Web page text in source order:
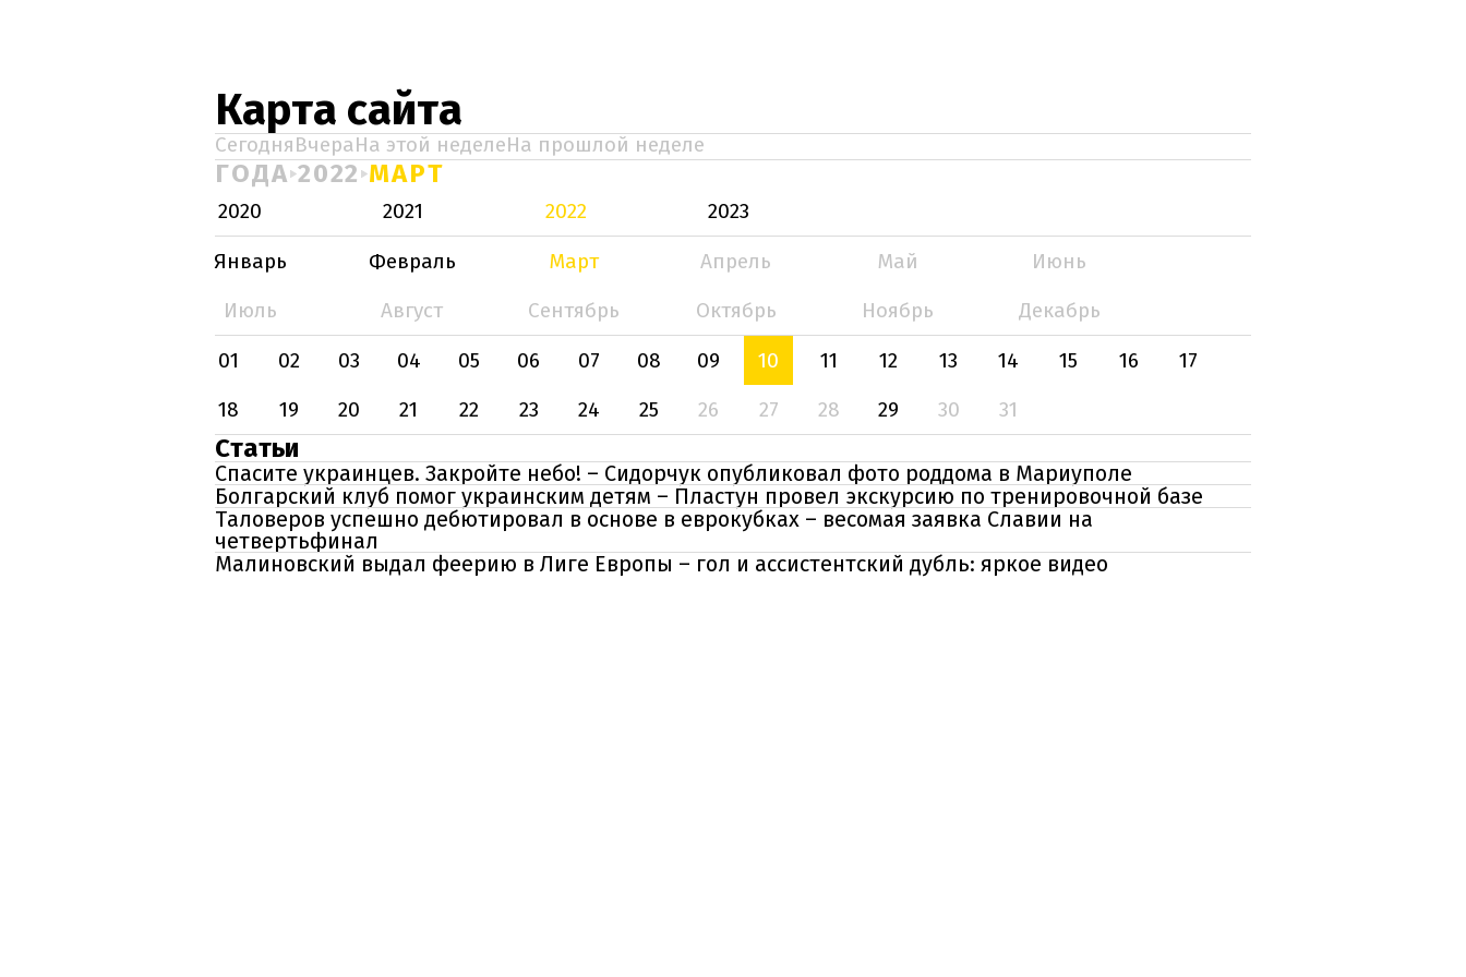
Карта сайта
СегодняВчераНа этой неделеНа прошлой неделе
ГОДА 2022 МАРТ
2020 2021 2022
2023
Январь
Февраль Март Апрель Май
Июнь
Июль
Август Сентябрь Октябрь Ноябрь
Декабрь
01
02 03 04 05 06 07 08 09 10 11 12 13 14 15 16
17
18
19 20 21 22 23 24 25 26 27 28 29 30 31
Статьи
Спасите украинцев. Закройте небо! – Сидорчук опубликовал фото роддома в Мариуполе
Болгарский клуб помог украинским детям – Пластун провел экскурсию по тренировочной базе
Таловеров успешно дебютировал в основе в еврокубках – весомая заявка Славии на
четвертьфинал
Малиновский выдал феерию в Лиге Европы – гол и ассистентский дубль: яркое видео